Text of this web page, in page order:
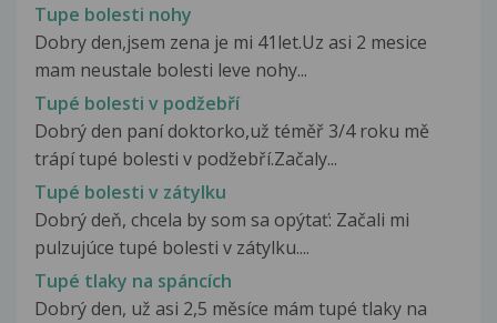
Tupe bolesti nohy
Dobry den,jsem zena je mi 41let.Uz asi 2 mesice
mam neustale bolesti leve nohy...
Tupé bolesti v podžebří
Dobrý den paní doktorko,už téměř 3/4 roku mě
trápí tupé bolesti v podžebří.Začaly...
Tupé bolesti v zátylku
Dobrý deň, chcela by som sa opýtať: Začali mi
pulzujúce tupé bolesti v zátylku....
Tupé tlaky na spáncích
Dobrý den, už asi 2,5 měsíce mám tupé tlaky na